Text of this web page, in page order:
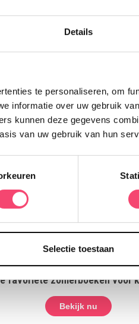
Details
te personaliseren, om
informatie over uw gebruik
kunnen deze gegevens
van uw gebruik van hun
Selectie toestaan
favoriete zomerboeken voor
Bekijk nu